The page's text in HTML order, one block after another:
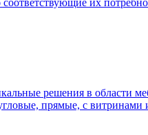
решения в области
прямые, с витринами